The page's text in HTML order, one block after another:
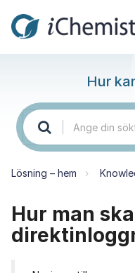
Hur
Lösning – hem
Hur man